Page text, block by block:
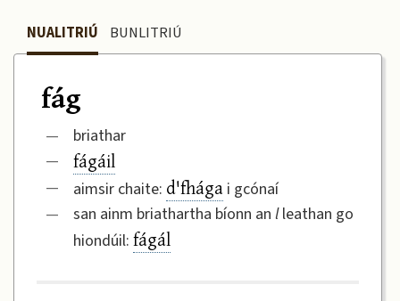
NUALITRIÚ BUNLITRIÚ
fág
—
briathar
—
fágáil
— aimsir chaite: d'fhága i gcónaí
—
san ainm briathartha bíonn an lleathan go
hiondúil: fágál